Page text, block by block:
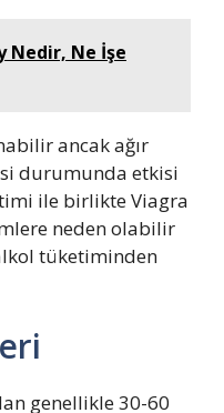
Nedir, Ne İşe
ancak ağır
durumunda etkisi
ile birlikte Viagra
neden olabilir
tüketiminden
genellikle 30-60